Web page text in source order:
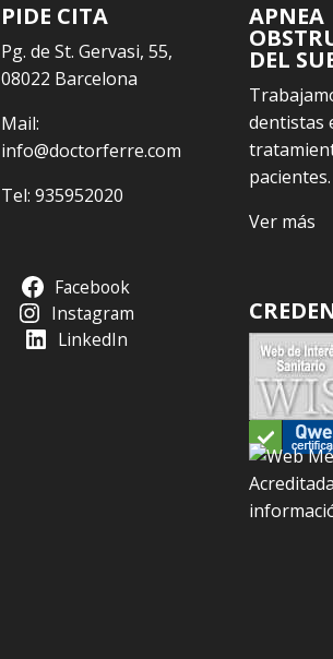
PIDE CITA
Pg. de St. Gervasi, 55,
08022 Barcelona
Mail:
info@doctorferre.com
Tel: 935952020
Facebook
Instagram
LinkedIn
APNEA
DEL
dentistas
pacientes.
Ver más